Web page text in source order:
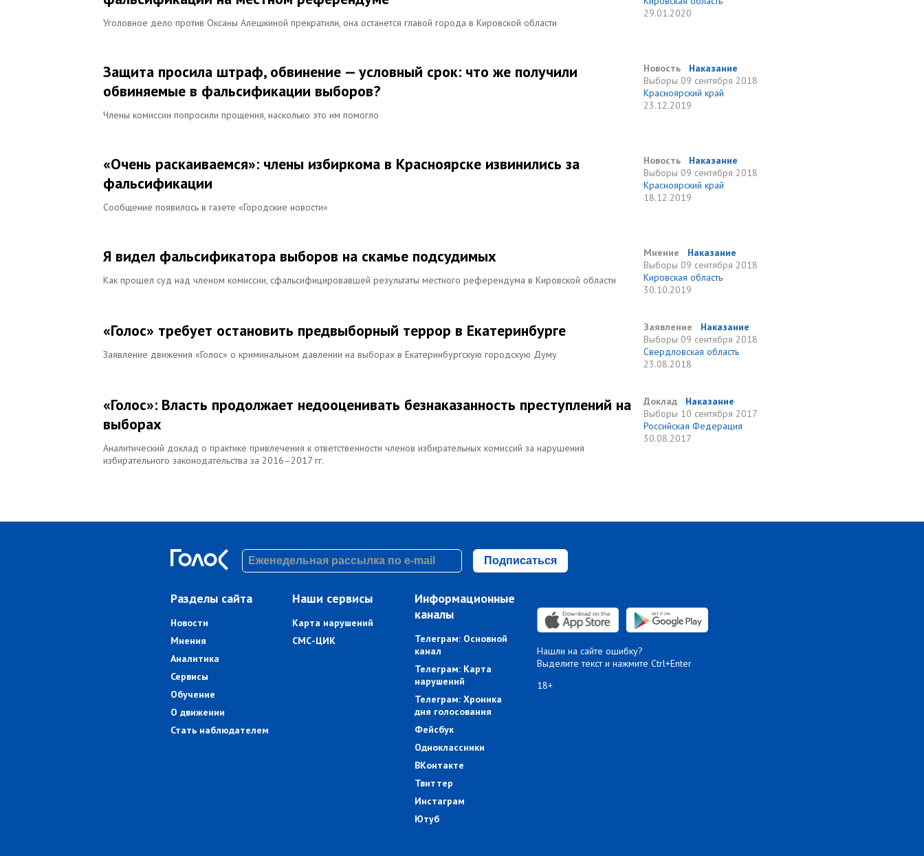
Уголовное дело против Оксаны Алешкиной прекратили, она останется главой города в Кировской области
29.01.2020
Защита просила штраф, обвинение — условный срок: что же получили
обвиняемые в фальсификации выборов?
Члены комиссии попросили прощения, насколько это им помогло
Новость
Наказание
Выборы 09 сентября 2018
Красноярский край
23.12.2019
«Очень раскаиваемся»: члены избиркома в Красноярске извинились за
фальсификации
Сообщение появилось в газете «Городские новости»
Новость
Наказание
Выборы 09 сентября 2018
Красноярский край
18.12.2019
Я видел фальсификатора выборов на скамье подсудимых
Как прошел суд над членом комиссии, сфальсифицировавшей результаты местного референдума в Кировской области
Мнение
Наказание
Выборы 09 сентября 2018
Кировская область
30.10.2019
«Голос» требует остановить предвыборный террор в Екатеринбурге
Заявление движения «Голос» о криминальном давлении на выборах в Екатеринбургскую городскую Думу
Заявление
Наказание
Выборы 09 сентября 2018
Свердловская область
23.08.2018
«Голос»: Власть продолжает недооценивать безнаказанность преступлений на
выборах
Аналитический доклад о практике привлечения к ответственности членов избирательных комиссий за нарушения
избирательного законодательства за 2016–2017 гг.
Доклад
Наказание
Выборы 10 сентября 2017
Российская Федерация
30.08.2017
Подписаться
Разделы сайта
Новости
Мнения
Аналитика
Сервисы
Обучение
О движении
Стать наблюдателем
Наши сервисы
Карта нарушений
СМС-ЦИК
Информационные
каналы
Телеграм: Основной
канал
Телеграм: Карта
нарушений
Телеграм: Хроника
дня голосования
Фейсбук
Одноклассники
ВКонтакте
Твиттер
Инстаграм
Ютуб
Нашли на сайте ошибку?
Выделите текст и нажмите Ctrl+Enter
18+